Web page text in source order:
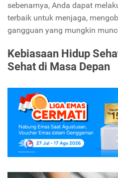
sebenarnya, Anda dapat
terbaik untuk menjaga,
gangguan yang mungkin
Kebiasaan Hidup
Sehat di Masa Depan